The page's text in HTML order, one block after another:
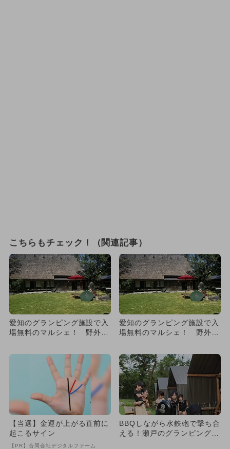
こちらもチェック！（関連記事）
愛知のグランピング施設で入
場無料のマルシェ！ 野外音
も
愛知のグランピング施設で入
場無料のマルシェ！ 野外音
も
【当選】金運が上がる直前に
起こるサイン
【PR】合同会社デジタルファーム
BBQしながら水鉄砲で撃ち合
える！瀬戸のグランピング施